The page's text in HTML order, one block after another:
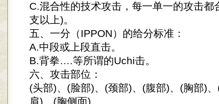
C.混合性的技术攻击，每一单一的攻击都
支以上)。
五、一分（IPPON）的给分标准：
A.中段或上段直击。
B.背拳….等所谓的Uchi击。
六、攻击部位：
(头部)、(脸部)、(颈部)、(腹部)、(胸部)
肩)、(胸侧面)。